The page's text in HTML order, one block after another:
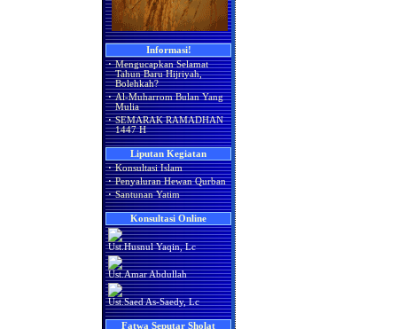
Informasi!
· Mengucapkan Selamat
Tahun Baru Hijriyah,
Bolehkah?
· Al-Muharrom Bulan Yang
Mulia
· SEMARAK RAMADHAN
1447 H
Liputan Kegiatan
· Konsultasi Islam
· Penyaluran Hewan Qurban
· Santunan Yatim
Konsultasi Online
Ust.Husnul Yaqin, Lc
Ust.Amar Abdullah
Ust.Saed As-Saedy, Lc
Fatwa Seputar Sholat